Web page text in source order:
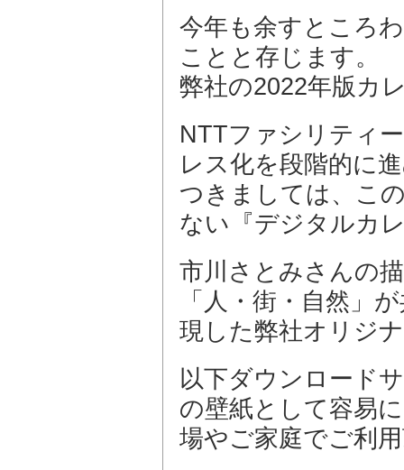
今年も余すところ
ことと存じます。
弊社の2022年版カ
NTTファシリティ
レス化を段階的に
つきましては、こ
ない『デジタルカ
市川さとみさんの
「人・街・自然」
現した弊社オリジ
以下ダウンロード
の壁紙として容易
場やご家庭でご利